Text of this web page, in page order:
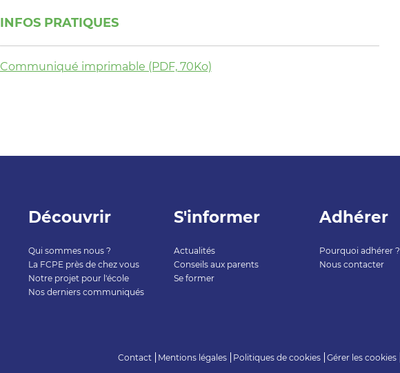
INFOS PRATIQUES
Communiqué imprimable (PDF, 70Ko)
Découvrir
Qui sommes nous ?
La FCPE près de chez vous
Notre projet pour l'école
Nos derniers communiqués
S'informer
Actualités
Conseils aux parents
Se former
Adhérer
Pourquoi adhérer ?
Nous contacter
Contact Mentions légales Politiques de cookies Gérer les cookies